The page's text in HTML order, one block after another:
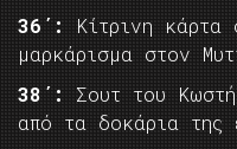
36΄:
Κίτρινη κάρτα
μαρκάρισμα στον
38΄:
Σουτ του
από τα δοκάρια της